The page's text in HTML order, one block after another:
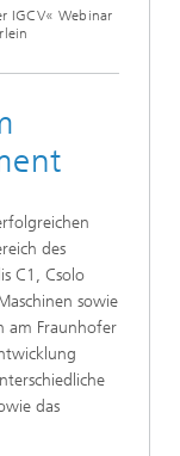
IGCV« Webinar
des
C1, Csolo
sowie
am Fraunhofer
das